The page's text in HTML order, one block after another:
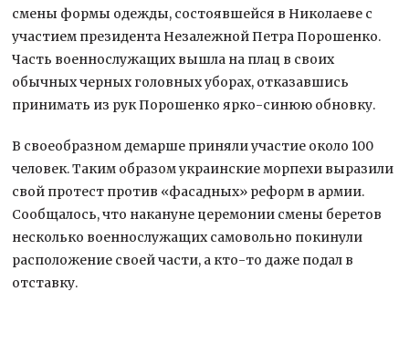
смены формы одежды, состоявшейся в Николаеве с
участием президента Незалежной Петра Порошенко.
Часть военнослужащих вышла на плац в своих
обычных черных головных уборах, отказавшись
принимать из рук Порошенко ярко-синюю обновку.
В своеобразном демарше приняли участие около 100
человек. Таким образом украинские морпехи выразили
свой протест против «фасадных» реформ в армии.
Сообщалось, что накануне церемонии смены беретов
несколько военнослужащих самовольно покинули
расположение своей части, а кто-то даже подал в
отставку.